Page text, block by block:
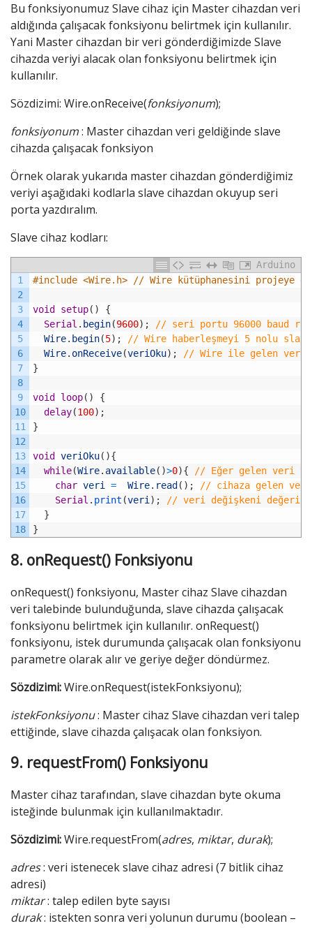
Bu fonksiyonumuz Slave cihaz için Master cihazdan veri
aldığında çalışacak fonksiyonu belirtmek için kullanılır.
Yani Master cihazdan bir veri gönderdiğimizde Slave
cihazda veriyi alacak olan fonksiyonu belirtmek için
kullanılır.
Sözdizimi: Wire.onReceive(fonksiyonum);
fonksiyonum: Master cihazdan veri geldiğinde slave
cihazda çalışacak fonksiyon
Örnek olarak yukarıda master cihazdan gönderdiğimiz
veriyi aşağıdaki kodlarla slave cihazdan okuyup seri
porta yazdıralım.
Slave cihaz kodları:
Arduino
1
2
3
4
5
6
7
8
9
10
11
12
13
14
15
16
17
18
#include <Wire.h> // Wire kütüphanesini projeye
void setup( )
{
Serial . begin(9600) ;
// seri portu 96000 baud
Wire. begin(5) ;
// Wire haberleşmeyi 5 nolu
Wire. onReceive(veriOku) ;
// Wire ile gelen
}
void loop( )
{
delay(100) ;
}
void veriOku( ){
while(Wire. available( )>0){
// Eğer gelen veri
char veri = Wire. read ( ) ;
// cihaza gelen
Serial . print (veri ) ;
// veri değişkeni
}
}
8. onRequest() Fonksiyonu
onRequest() fonksiyonu, Master cihaz Slave cihazdan
veri talebinde bulunduğunda, slave cihazda çalışacak
fonksiyonu belirtmek için kullanılır. onRequest()
fonksiyonu, istek durumunda çalışacak olan fonksiyonu
parametre olarak alır ve geriye değer döndürmez.
Sözdizimi:Wire.onRequest(istekFonksiyonu);
istekFonksiyonu: Master cihaz Slave cihazdan veri talep
ettiğinde, slave cihazda çalışacak olan fonksiyon.
9. requestFrom() Fonksiyonu
Master cihaz tarafından, slave cihazdan byte okuma
isteğinde bulunmak için kullanılmaktadır.
Sözdizimi:Wire.requestFrom(adres, miktar, durak);
adres: veri istenecek slave cihaz adresi (7 bitlik cihaz
adresi)
miktar: talep edilen byte sayısı
durak: istekten sonra veri yolunun durumu (boolean –